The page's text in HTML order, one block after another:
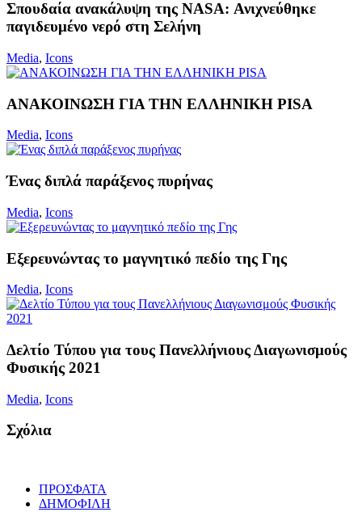
Σπουδαία ανακάλυψη της NASA: Ανιχνεύθηκε
παγιδευμένο νερό στη Σελήνη
Media, Icons
ΑΝΑΚΟΙΝΩΣΗ ΓΙΑ ΤΗΝ ΕΛΛΗΝΙΚΗ PISA
Media, Icons
Ένας διπλά παράξενος πυρήνας
Media, Icons
Εξερευνώντας το μαγνητικό πεδίο της Γης
Media, Icons
Δελτίο Τύπου για τους Πανελλήνιους Διαγωνισμούς
Φυσικής 2021
Media, Icons
Σχόλια
ΠΡΟΣΦΑΤΑ
ΔΗΜΟΦΙΛΗ